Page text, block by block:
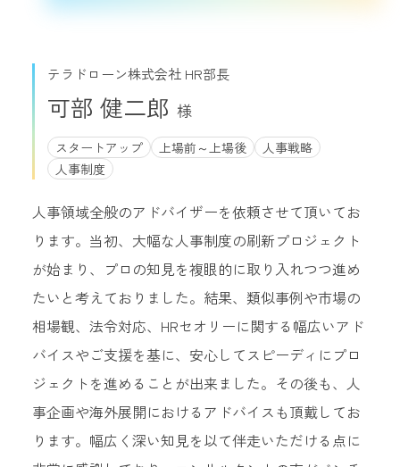
テラドローン株式会社 HR部長
可部 健二郎
スタートアップ 上場前～上場後
人事戦略
人事制度
人事領域全般のアドバイザーを依頼させて頂いてお
ります。当初、大幅な人事制度の刷新プロジェクト
が始まり、プロの知見を複眼的に取り入れつつ進め
たいと考えておりました。結果、類似事例や市場の
相場観、法令対応、HRセオリーに関する幅広いアド
バイスやご支援を基に、安心してスピーディにプロ
ジェクトを進めることが出来ました。その後も、人
事企画や海外展開におけるアドバイスも頂戴してお
ります。幅広く深い知見を以て伴走いただける点に